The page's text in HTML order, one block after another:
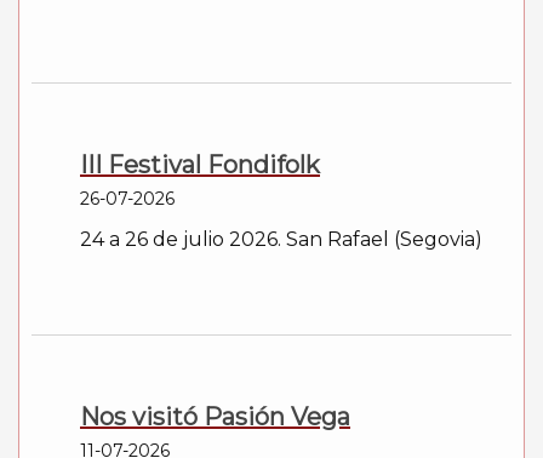
III Festival Fondifolk
26-07-2026
24 a 26 de julio 2026. San Rafael (Segovia)
Nos visitó Pasión Vega
11-07-2026